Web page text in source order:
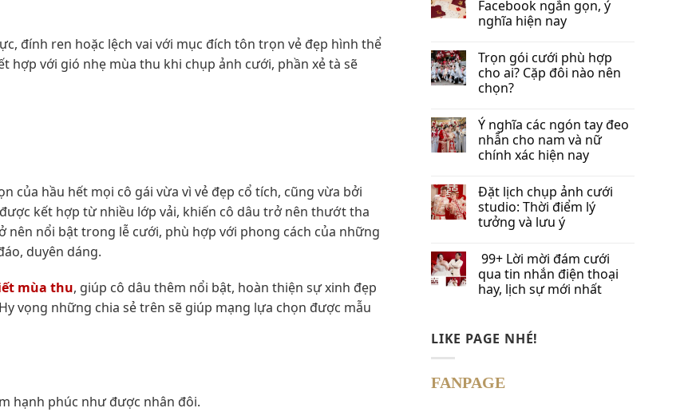
đính ren hoặc lệch vai với mục đích tôn trọn vẻ đẹp hình thể
hợp với gió nhẹ mùa thu khi chụp ảnh cưới, phần xẻ tà sẽ
của hầu hết mọi cô gái vừa vì vẻ đẹp cổ tích, cũng vừa bởi
kết hợp từ nhiều lớp vải, khiến cô dâu trở nên thướt tha
nên nổi bật trong lễ cưới, phù hợp với phong cách của những
duyên dáng.
mùa thu, giúp cô dâu thêm nổi bật, hoàn thiện sự xinh đẹp
vọng những chia sẻ trên sẽ giúp mạng lựa chọn được mẫu
hạnh phúc như được nhân đôi.
Facebook​ ngắn gọn, ý
nghĩa hiện nay
Trọn gói cưới phù hợp
cho ai? Cặp đôi nào nên
chọn?
Ý nghĩa các ngón tay đeo
nhẫn cho nam và nữ
chính xác hiện nay
Đặt lịch chụp ảnh cưới
studio: Thời điểm lý
tưởng và lưu ý
99+ Lời mời đám cưới
qua tin nhắn​ điện thoại
hay, lịch sự mới nhất
LIKE PAGE NHÉ!
FANPAGE